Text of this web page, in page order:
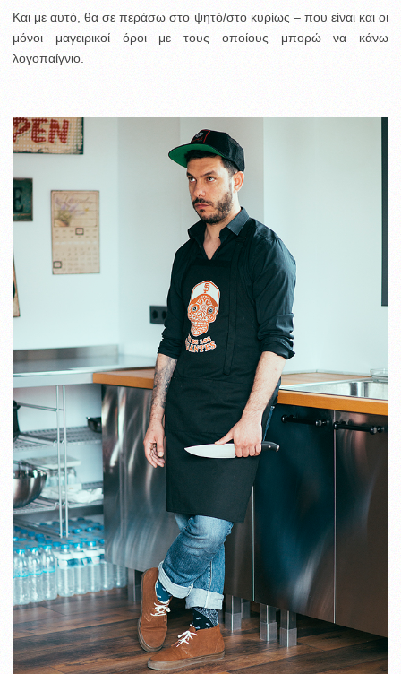
Και με αυτό, θα σε περάσω στο ψητό/στο κυρίως – που είναι και οι
μόνοι μαγειρικοί όροι με τους οποίους μπορώ να κάνω
λογοπαίγνιο.